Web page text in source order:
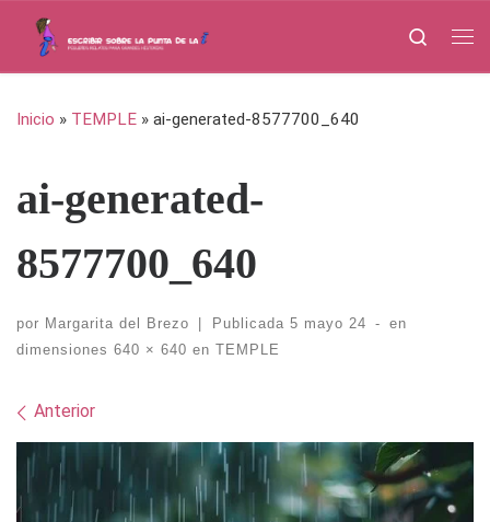
Saltar al contenido
Search
Inicio » TEMPLE » ai-generated-8577700_640
ai-generated-
8577700_640
por Margarita del Brezo Publicada 5 mayo 24 -
en
dimensiones 640 × 640 en TEMPLE
Navegación de imágenes
Anterior